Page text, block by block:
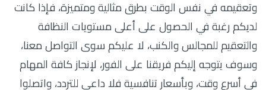
وتعقيمه في نفس الوقت بطرق مثالية ومتميزة، فإذا كانت
لديكم رغبة في الحصول على أعلى مستويات النظافة
والتعقيم للمجالس والكنب، لا عليكم سوى التواصل معنا،
وسوف يتوجه إليكم فريقنا على الفور، لإنجاز كافة المهام
في أسرع وقت، وبأسعار تنافسية فلا داعي للتردد، واتصلوا